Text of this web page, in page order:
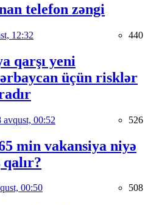
telefon zəngi
12:32 440
qarşı yeni
üçün risklər
avqust, 00:52 526
min vakansiya niyə
00:50 508